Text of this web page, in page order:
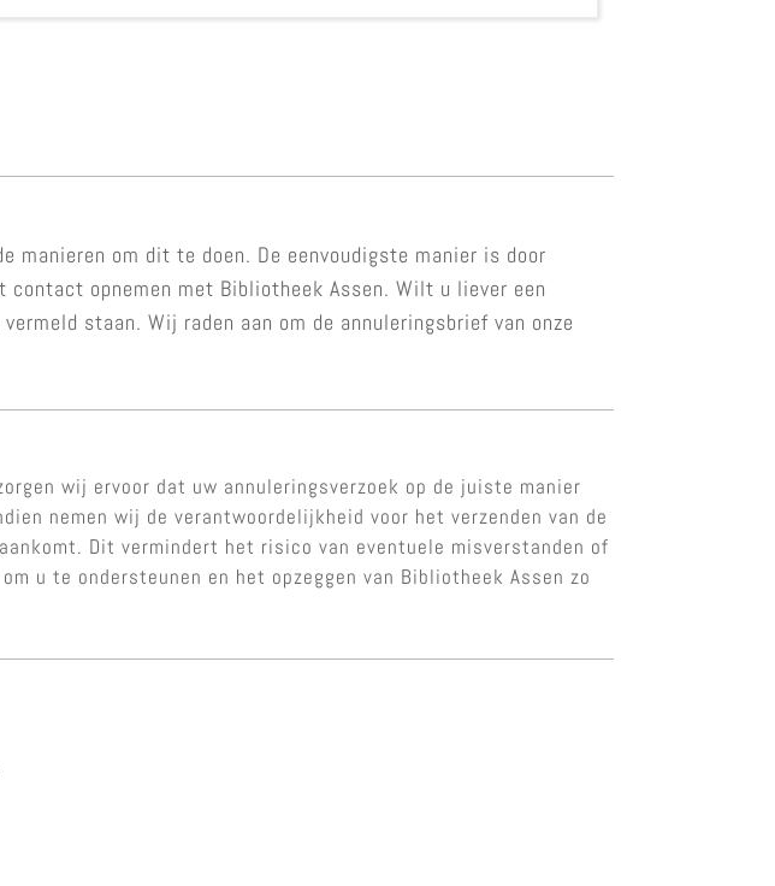
manieren om dit te doen. De eenvoudigste manier is door
opnemen met Bibliotheek Assen. Wilt u liever een
staan. Wij raden aan om de annuleringsbrief van onze
wij ervoor dat uw annuleringsverzoek op de juiste manier
nemen wij de verantwoordelijkheid voor het verzenden van de
Dit vermindert het risico van eventuele misverstanden of
u te ondersteunen en het opzeggen van Bibliotheek Assen zo